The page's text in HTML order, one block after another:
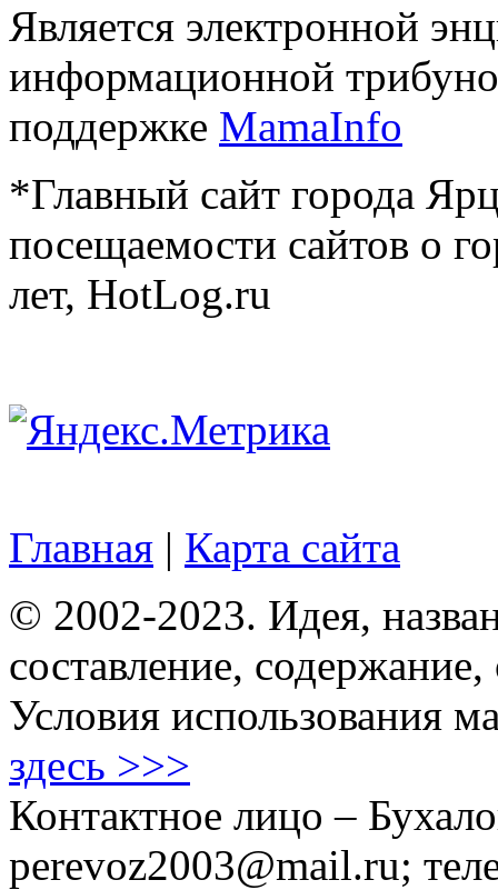
Является электронной
информационной
поддержке MamaInfo
*Главный сайт города
посещаемости сайтов о
лет, HotLog.ru
Главная | Карта сайта
© 2002-2023. Идея,
составление,
Условия использования
здесь >>>
Контактное лицо –
perevoz2003@mail.ru;